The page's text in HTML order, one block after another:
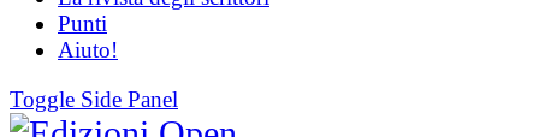
Punti
Aiuto!
Toggle Side Panel